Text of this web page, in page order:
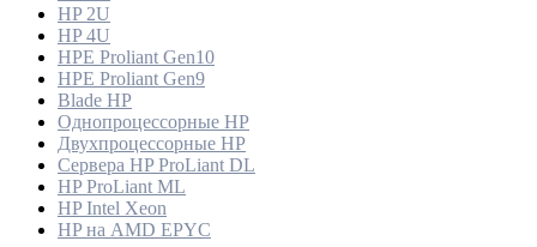
HP 2U
HP 4U
HPE Proliant Gen10
HPE Proliant Gen9
Blade HP
Однопроцессорные HP
Двухпроцессорные HP
Сервера HP ProLiant DL
HP ProLiant ML
HP Intel Xeon
HP на AMD EPYC